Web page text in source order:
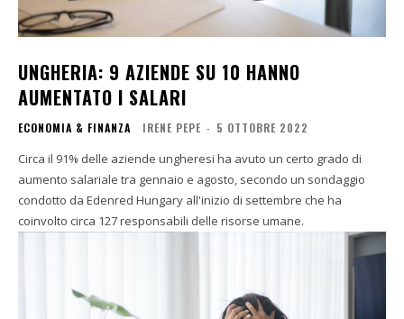
UNGHERIA: 9 AZIENDE SU 10 HANNO
AUMENTATO I SALARI
ECONOMIA & FINANZA IRENE PEPE - 5 OTTOBRE 2022
Circa il 91% delle aziende ungheresi ha avuto un certo grado di
aumento salariale tra gennaio e agosto, secondo un sondaggio
condotto da Edenred Hungary all'inizio di settembre che ha
coinvolto circa 127 responsabili delle risorse umane.